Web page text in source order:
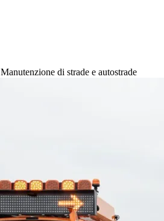
Manutenzione di strade e autostrade